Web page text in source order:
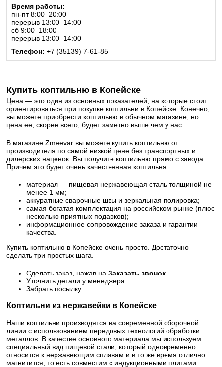
Время работы:
пн-пт 8:00–20:00
перерыв 13:00–14:00
сб 9:00–18:00
перерыв 13:00–14:00
Телефон: +7 (35139) 7-61-85
Купить коптильню в Копейске
Цена — это один из основных показателей, на которые стоит
ориентироваться при покупке коптильни в Копейске. Конечно,
вы можете приобрести коптильню в обычном магазине, но
цена ее, скорее всего, будет заметно выше чем у нас.
В магазине Zmeevar вы можете купить коптильню от
производителя по самой низкой цене без транспортных и
дилерских наценок. Вы получите коптильню прямо с завода.
Причем это будет очень качественная коптильня:
материал — пищевая нержавеющая сталь толщиной не
менее 1 мм;
аккуратные сварочные швы и зеркальная полировка;
самая богатая комплектация на российском рынке (плюс
несколько приятных подарков);
информационное сопровождение заказа и гарантии
качества.
Купить коптильню в Копейске очень просто. Достаточно
сделать три простых шага.
Сделать заказ, нажав наЗаказать звонок
Уточнить детали у менеджера
Забрать посылку
Коптильни из нержавейки в Копейске
Наши коптильни производятся на современной сборочной
линии с использованием передовых технологий обработки
металлов. В качестве основного материала мы используем
специальный вид пищевой стали, который одновременно
относится к нержавеющим сплавам и в то же время отлично
магнитится, то есть совместим с индукционными плитами.